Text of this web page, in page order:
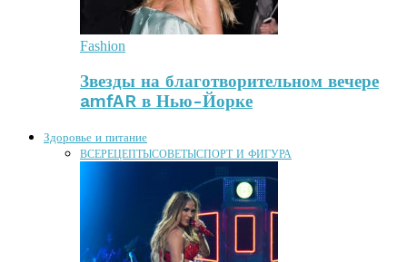
Fashion
Звезды на благотворительном вечере
amfAR в Нью-Йорке
Здоровье и питание
ВСЕРЕЦЕПТЫСОВЕТЫСПОРТ И ФИГУРА